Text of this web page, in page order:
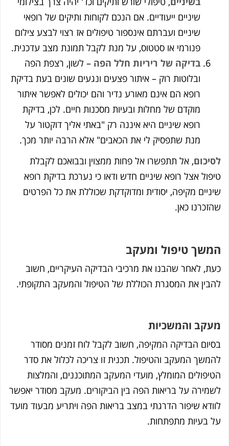
שיניים ייעודיים. אם הנכם לקוחות ותיקים של רופאי
שיניים ועברתם אינספור טיפולים אז רצוי לבצע צילום
פנורמי או סטטוס, על מנת לקבל תמונת מצב עדכנית.
בדיקה של ריריות חלל הפה – לשון, רצפת הפה
ובלוטות רוק – איתור פצעים ונגעים שונים בעת בדיקת
רופא הם אינם מאורע נדיר והם יכולים לאפשר איתור
מוקדם של מחלות ובעיות מסכנות חיים. לכן, בדיקת
רופא שיניים היא איננה רק "באתי אליך דוקטור על
מנת שתפסיק לי את הכאבים" אלא הרבה יותר מכך.
לסיכום, אל תתפשרו אל פחות ממצוין ובבואכם לקבלת
טיפול אצל רופא שיניים חדש ודאו כי נערכת בדיקת רופא
שיניים מקיפה, יסודית ומדוקדקת שכוללת את כל הפרטים
שהזכרנו כאן.
המשך טיפול ומעקב
כעת, לאחר שהבנו את מרכיבי הבדיקה העיקריים, חשוב
להבין את המסגרת הכוללת של הטיפול והמעקב התקופתי.
מעקב והמשכיות
בסיום הבדיקה המקיפה, חשוב לקבל לוח זמנים מסודר
להמשך המעקב והטיפול. תכנית זו צריכה לכלול את סדר
הטיפולים המומלץ, מועדי המעקב המתוכננים, והמלצות
לשמירה על בריאות הפה בין הביקורים. מעקב מסודר יאפשר
לוודא שיפור הדרגתי במצב בריאות הפה ויתריע מבעוד מועד
על בעיות מתפתחות.